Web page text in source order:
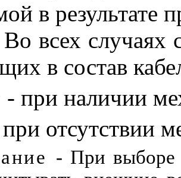
в результате
Во всех случаях
в состав
- при наличии
отсутствии
- При выборе